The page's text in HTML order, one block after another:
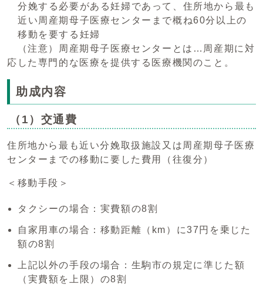
分娩する必要がある妊婦であって、住所地から最も
近い周産期母子医療センターまで概ね60分以上の
移動を要する妊婦
（注意）周産期母子医療センターとは…周産期に対
応した専門的な医療を提供する医療機関のこと。
助成内容
（1）交通費
住所地から最も近い分娩取扱施設又は周産期母子医療
センターまでの移動に要した費用（往復分）
＜移動手段＞
タクシーの場合：実費額の8割
自家用車の場合：移動距離（km）に37円を乗じた
額の8割
上記以外の手段の場合：生駒市の規定に準じた額
（実費額を上限）の8割